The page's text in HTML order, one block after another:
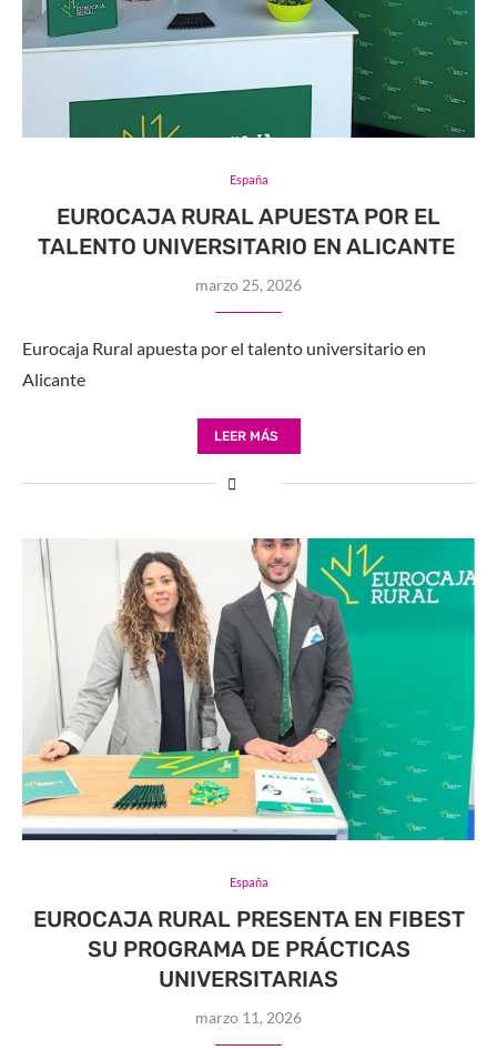
España
EUROCAJA RURAL APUESTA POR EL
TALENTO UNIVERSITARIO EN ALICANTE
marzo 25, 2026
Eurocaja Rural apuesta por el talento universitario en
Alicante
LEER MÁS
España
EUROCAJA RURAL PRESENTA EN FIBEST
SU PROGRAMA DE PRÁCTICAS
UNIVERSITARIAS
marzo 11, 2026